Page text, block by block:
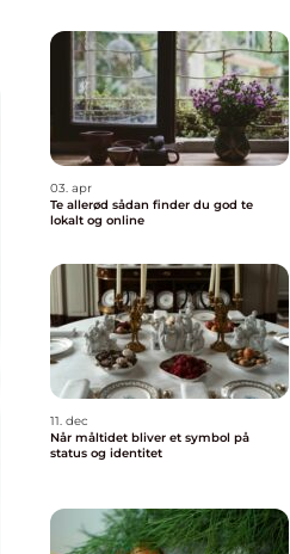
03. apr
Te allerød sådan finder du god te
lokalt og online
11. dec
Når måltidet bliver et symbol på
status og identitet